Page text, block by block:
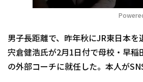
男子長距離で、昨年秋にJR東日本を
宍倉健浩氏が2月1日付で母校・早稲
の外部コーチに就任した。本人が